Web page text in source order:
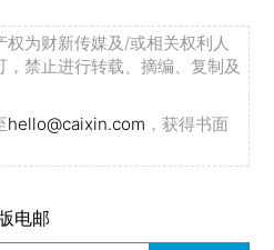
为财新传媒及/或相关权利人
禁止进行转载、摘编、复制及
hello@caixin.com ，获得书面
电邮